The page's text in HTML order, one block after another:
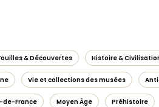
& Découvertes Histoire &
Vie et collections des musées
de-France Moyen Âge Préhistoire